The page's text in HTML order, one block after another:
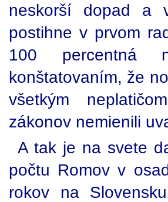
neskorší dopad a
postihne v prvom
100 percentná
konštatovaním, že
všetkým
zákonov nemienili
A tak je na svete
počtu Romov v
rokov na